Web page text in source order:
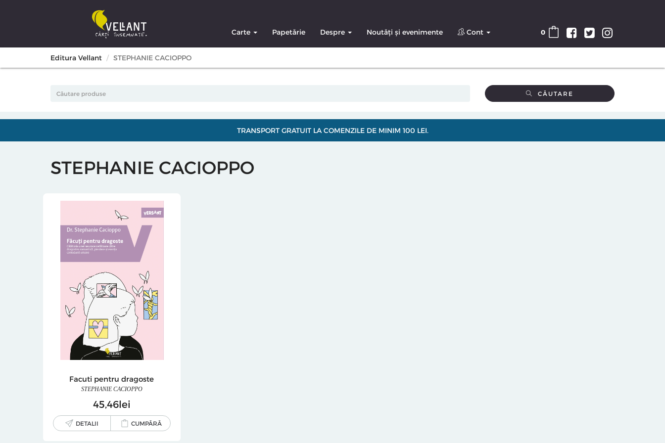
0
Carte Papetărie Despre Noutăți și evenimente Cont
Editura Vellant STEPHANIE CACIOPPO
CĂUTARE
TRANSPORT GRATUIT LA COMENZILE DE MINIM 100 LEI.
STEPHANIE CACIOPPO
Facuti pentru dragoste
STEPHANIE CACIOPPO
4546lei
DETALII CUMPĂRĂ